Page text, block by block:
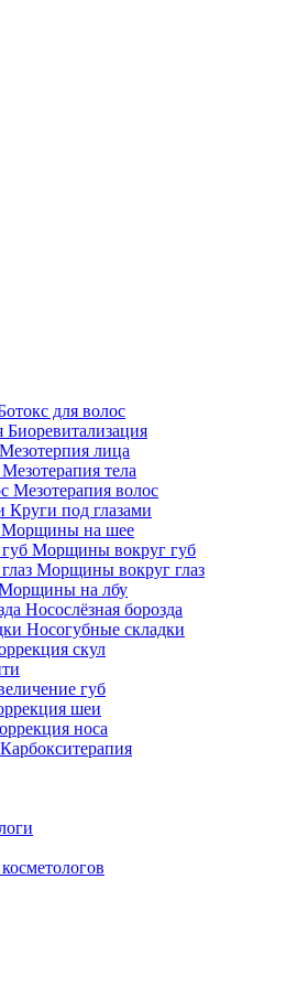
для волос
Биоревитализация
Мезотерпия лица
Мезотерапия тела
Мезотерапия волос
Круги под глазами
Морщины на шее
Морщины вокруг губ
Морщины вокруг глаз
на лбу
Носослёзная борозда
Носогубные складки
скул
губ
шеи
носа
Карбокситерапия